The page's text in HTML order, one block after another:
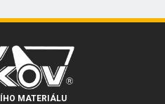
MATERIÁLU